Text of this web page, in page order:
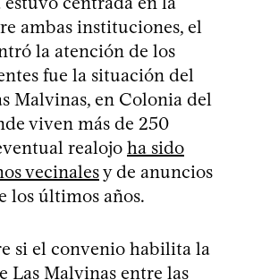
ambas instituciones, el
la atención de los
fue la situación del
Malvinas, en Colonia del
viven más de 250
realojo ha sido
vecinalesy de anuncios
los últimos años.
si el convenio habilita la
Las Malvinas entre las